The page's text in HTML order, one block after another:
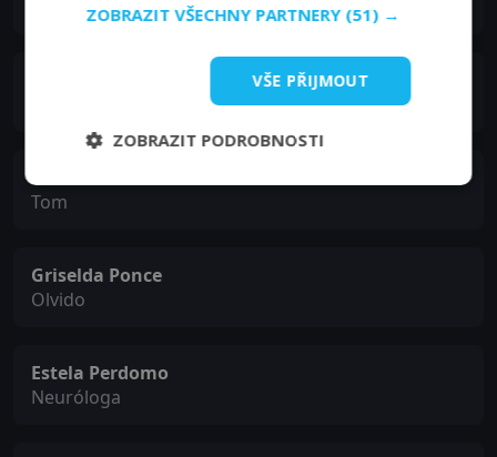
Sebastián
Malcolm Sitté
Tom
Griselda Ponce
Olvido
Estela Perdomo
Neuróloga
ZOBRAZIT VŠECHNY PARTNERY (51) →
VŠE PŘIJMOUT
ZOBRAZIT PODROBNOSTI